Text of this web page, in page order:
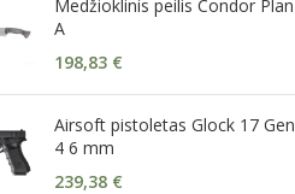
Medžioklinis peilis Condor Plan
A
198,83 €
Airsoft pistoletas Glock 17 Gen
4 6 mm
239,38 €